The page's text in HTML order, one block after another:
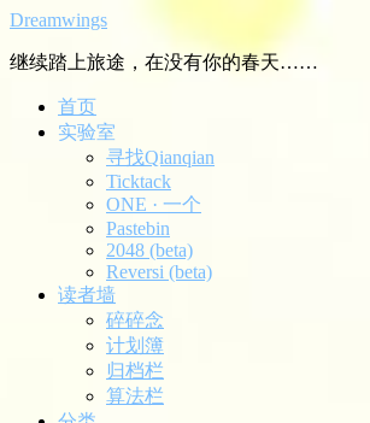
Dreamwings
继续踏上旅途，在没有你的春天……
首页
实验室
寻找Qianqian
Ticktack
ONE · 一个
Pastebin
2048 (beta)
Reversi (beta)
读者墙
碎碎念
计划簿
归档栏
算法栏